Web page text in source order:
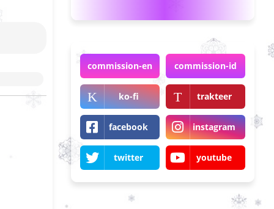
commission-en commission-id
ko-fi trakteer
facebook instagram
twitter youtube